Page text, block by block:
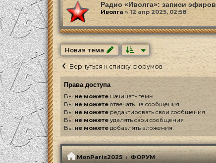
Радио «Иволга»: записи эфиров
Иволга»12 апр 2025, 02:58
Новая тема
Вернуться к списку форумов
Права доступа
Вы не можете начинать темы
Вы не можете отвечать на сообщения
Вы не можете редактировать свои сообщения
Вы не можете удалять свои сообщения
Вы не можете добавлять вложения
MonParis2025 ФОРУМ